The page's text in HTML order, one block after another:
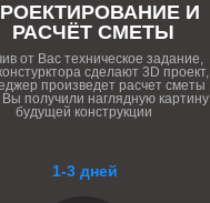
1-3 дней
И
РАСЧЁТ СМЕТЫ
от Вас техническое задание,
сделают 3D проект,
произведет расчет сметы
получили наглядную картину
будущей конструкции